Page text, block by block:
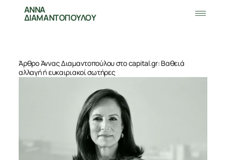
ΑΝΝΑ
ΔΙΑΜΑΝΤΟΠΟΥΛΟΥ
Άρθρο Άννας Διαμαντοπούλου στο capital.gr: Βαθειά
αλλαγή ή ευκαιριακοί σωτήρες